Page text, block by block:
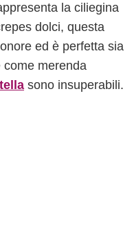
la ciliegina
dolci, questa
ed è perfetta sia
come merenda
sono insuperabili.